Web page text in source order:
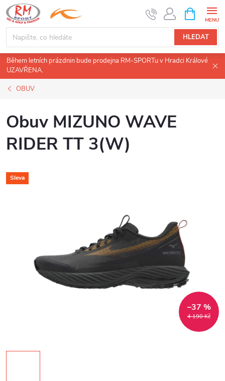
Přejít
na
obsah
HLEDAT
NÁKUPNÍ
KOŠÍK
Během letních prázdnin bude prodejna RM-SPORTu v Hradci Králové
UZAVŘENA.
OBUV
Obuv MIZUNO WAVE
RIDER TT 3(W)
Sleva
4 190 Kč
–37 %